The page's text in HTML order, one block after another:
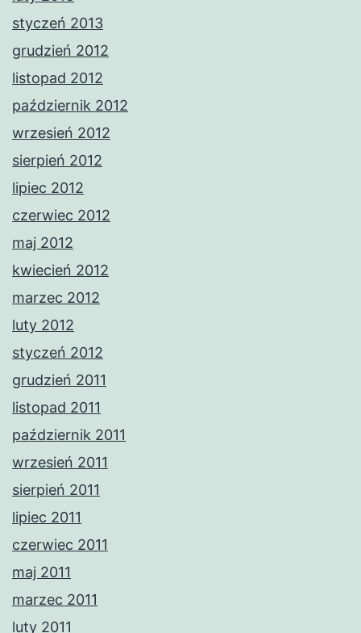
styczeń 2013
grudzień 2012
listopad 2012
październik 2012
wrzesień 2012
sierpień 2012
lipiec 2012
czerwiec 2012
maj 2012
kwiecień 2012
marzec 2012
luty 2012
styczeń 2012
grudzień 2011
listopad 2011
październik 2011
wrzesień 2011
sierpień 2011
lipiec 2011
czerwiec 2011
maj 2011
marzec 2011
luty 2011